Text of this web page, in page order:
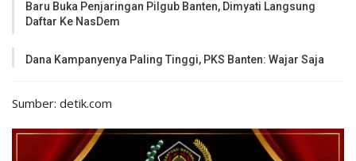
Baru Buka Penjaringan Pilgub Banten, Dimyati Langsung
Daftar Ke NasDem
Dana Kampanyenya Paling Tinggi, PKS Banten: Wajar Saja
Sumber: detik.com